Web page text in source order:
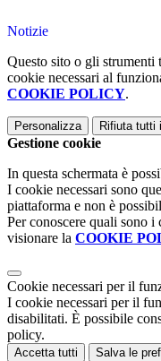
Notizie
Questo sito o gli strumenti
cookie necessari al
COOKIE POLICY.
Personalizza Rifiuta tutti
Gestione cookie
In questa schermata è
I cookie necessari sono
piattaforma e non è
Per conoscere quali sono i
visionare la COOKIE
Cookie necessari per il
I cookie necessari per il
disabilitati. È possibile
policy.
Accetta tutti Salva le